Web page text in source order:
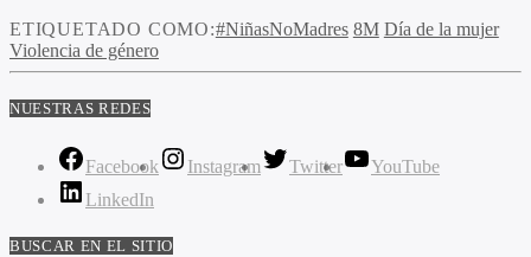
ETIQUETADO COMO:#NiñasNoMadres 8M Día de la mujer
Violencia de género
NUESTRAS REDES
Facebook Instagram Twitter
YouTube
LinkedIn
BUSCAR EN EL SITIO